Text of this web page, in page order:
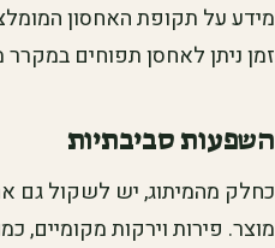
מידע על תקופת האחסון
זמן ניתן לאחסן תפוחים
השפעות סביבתיות
כחלק מהמיתוג, יש לשקול גם
מוצר. פירות וירקות מקומיים,